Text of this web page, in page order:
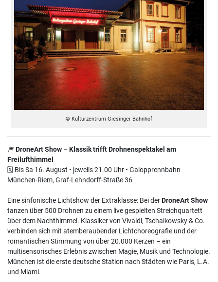
© Kulturzentrum Giesinger Bahnhof
🎆 DroneArt Show – Klassik trifft Drohnenspektakel am
Freilufthimmel
🗓 Bis Sa 16. August • jeweils 21.00 Uhr • Galopprennbahn
München-Riem, Graf-Lehndorff-Straße 36
Eine sinfonische Lichtshow der Extraklasse: Bei derDroneArt Show
tanzen über 500 Drohnen zu einem live gespielten Streichquartett
über dem Nachthimmel. Klassiker von Vivaldi, Tschaikowsky & Co.
verbinden sich mit atemberaubender Lichtchoreografie und der
romantischen Stimmung von über 20.000 Kerzen – ein
multisensorisches Erlebnis zwischen Magie, Musik und Technologie.
München ist die erste deutsche Station nach Städten wie Paris, L.A.
und Miami.